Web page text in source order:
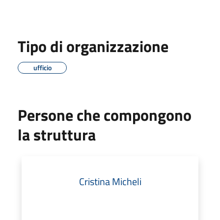
Tipo di organizzazione
ufficio
Persone che compongono
la struttura
Cristina Micheli